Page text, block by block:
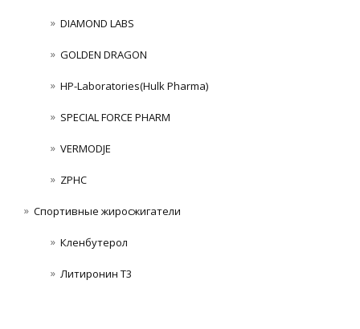
DIAMOND LABS
GOLDEN DRAGON
HP-Laboratories(Hulk Pharma)
SPECIAL FORCE PHARM
VERMODJE
ZPHC
Спортивные жиросжигатели
Кленбутерол
Литиронин Т3